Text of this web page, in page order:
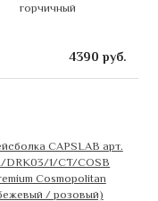
горчичный
4390 руб.